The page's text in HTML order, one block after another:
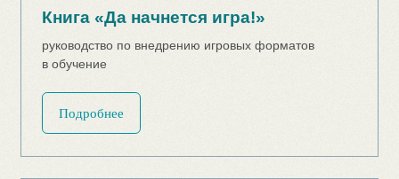
Колода «Формула обратной связи»
только качественная обратная связь
Подробнее